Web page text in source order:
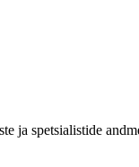
ja spetsialistide